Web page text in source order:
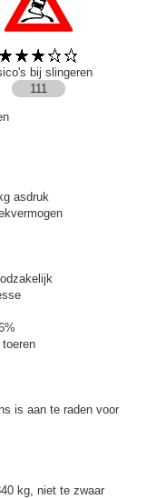
bij slingeren
111
asdruk
is aan te raden voor
kg, niet te zwaar